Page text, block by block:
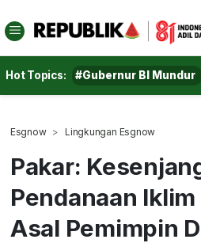
Hot Topics: #Gubernur BI Mundur
Esgnow Lingkungan Esgnow
Pakar:
Pendanaan
Asal Pemimpin